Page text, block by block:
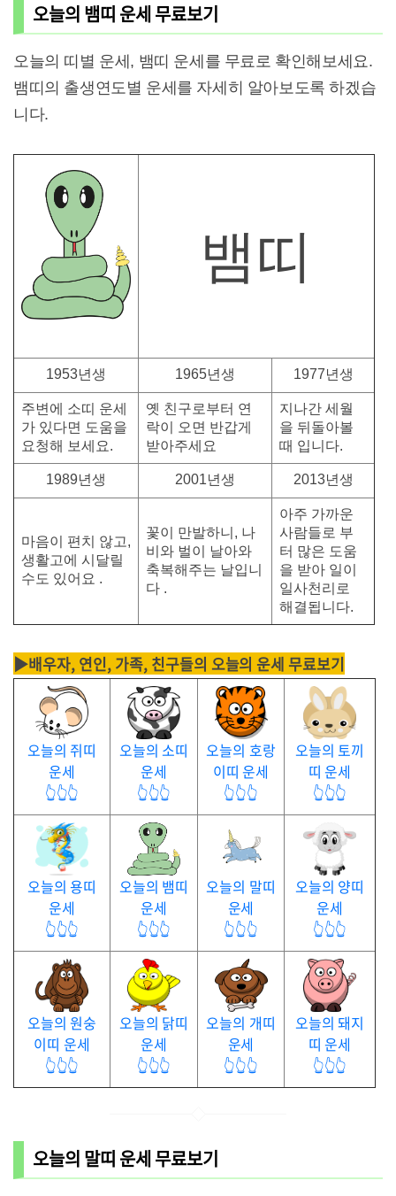
오늘의 뱀띠 운세 무료보기
오늘의 띠별 운세, 뱀띠 운세를 무료로 확인해보세요.
뱀띠의 출생연도별 운세를 자세히 알아보도록 하겠습
니다.
뱀띠
1953년생 1965년생 1977년생
주변에 소띠 운세
가 있다면 도움을
요청해 보세요.
옛 친구로부터 연
락이 오면 반갑게
받아주세요
지나간 세월
을 뒤돌아볼
때 입니다.
1989년생 2001년생 2013년생
마음이 편치 않고,
생활고에 시달릴
수도 있어요 .
꽃이 만발하니, 나
비와 벌이 날아와
축복해주는 날입니
다 .
아주 가까운
사람들로 부
터 많은 도움
을 받아 일이
일사천리로
해결됩니다.
▶배우자, 연인, 가족, 친구들의 오늘의 운세 무료보기
오늘의 쥐띠
운세
👆👆👆
오늘의 소띠
운세
👆👆👆
오늘의 호랑
이띠 운세
👆👆👆
오늘의 토끼
띠 운세
👆👆👆
오늘의 용띠
운세
👆👆👆
오늘의 뱀띠
운세
👆👆👆
오늘의 말띠
운세
👆👆👆
오늘의 양띠
운세
👆👆👆
오늘의 원숭
이띠 운세
👆👆👆
오늘의 닭띠
운세
👆👆👆
오늘의 개띠
운세
👆👆👆
오늘의 돼지
띠 운세
👆👆👆
오늘의 말띠 운세 무료보기